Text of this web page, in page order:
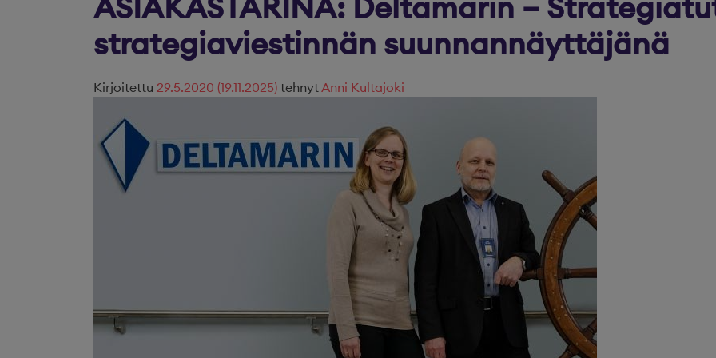
strategiaviestinnän suunnannäyttäjänä
Kirjoitettu 29.5.2020 (19.11.2025) tehnyt Anni Kultajoki